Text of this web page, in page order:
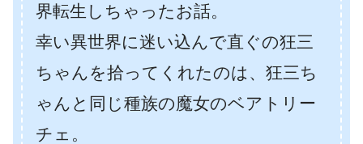
界転生しちゃったお話。
幸い異世界に迷い込んで直ぐの狂三
ちゃんを拾ってくれたのは、狂三ち
ゃんと同じ種族の魔女のベアトリー
チェ。